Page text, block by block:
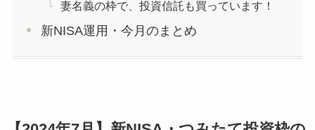
妻名義の枠で、投資信託も買っています！
新NISA運用・今月のまとめ